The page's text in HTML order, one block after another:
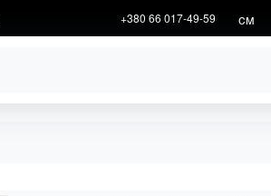
+380 66 017-49-59 см